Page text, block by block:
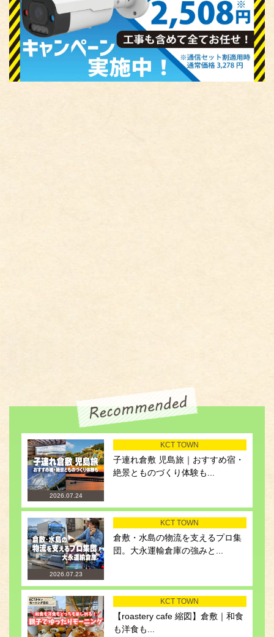
2026.07.24
KCT TOWN
子連れ倉敷 児島旅｜おすすめ宿・
絶景とものづくり体験も...
2026.07.23
KCT TOWN
倉敷・水島の物流を支えるプロ集
団。大永運輸倉庫の強みと...
KCT TOWN
【roastery cafe 縮図】倉敷｜和食
も洋食も...